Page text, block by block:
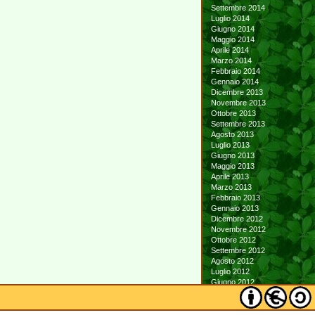
Settembre 2014
Luglio 2014
Giugno 2014
Maggio 2014
Aprile 2014
Marzo 2014
Febbraio 2014
Gennaio 2014
Dicembre 2013
Novembre 2013
Ottobre 2013
Settembre 2013
Agosto 2013
Luglio 2013
Giugno 2013
Maggio 2013
Aprile 2013
Marzo 2013
Febbraio 2013
Gennaio 2013
Dicembre 2012
Novembre 2012
Ottobre 2012
Settembre 2012
Agosto 2012
Luglio 2012
Giugno 2012
Maggio 2012
Aprile 2012